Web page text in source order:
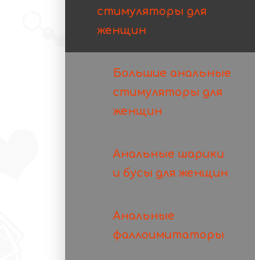
стимуляторы для
женщин
Большие анальные
стимуляторы для
женщин
Анальные шарики
и бусы для женщин
Анальные
фаллоимитаторы